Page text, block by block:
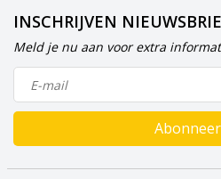
INSCHRIJVEN
Meld je nu aan voor extra
Abonneer